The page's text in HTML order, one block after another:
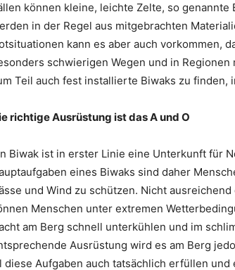
können kleine, leichte Zelte, so
in der Regel aus mitgebrachten
kann es aber auch vorkommen,
schwierigen Wegen und in
Teil auch fest installierte Biwaks zu
richtige Ausrüstung ist das A und O
Biwak ist in erster Linie eine Unterkunft für
eines Biwaks sind daher
und Wind zu schützen. Nicht ausreichend
Menschen unter extremen
am Berg schnell unterkühlen und im
Ausrüstung wird es am Berg
diese Aufgaben auch tatsächlich erfüllen